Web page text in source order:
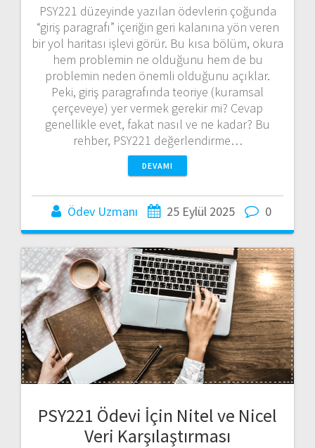
PSY221 düzeyinde yazılan ödevlerin çoğunda
“giriş paragrafı” içeriğin geri kalanına yön veren
bir yol haritası işlevi görür. Bu kısa bölüm, okura
hem problemin ne olduğunu hem de bu
problemin neden önemli olduğunu açıklar.
Peki, giriş paragrafında teoriye (kuramsal
çerçeveye) yer vermek gerekir mi? Cevap
genellikle evet, fakat nasıl ve ne kadar? Bu
rehber, PSY221 değerlendirme…
DEVAMI
Ödev Uzmanı 25 Eylül 2025 0
PSY221 Ödevi İçin Nitel ve Nicel
Veri Karşılaştırması